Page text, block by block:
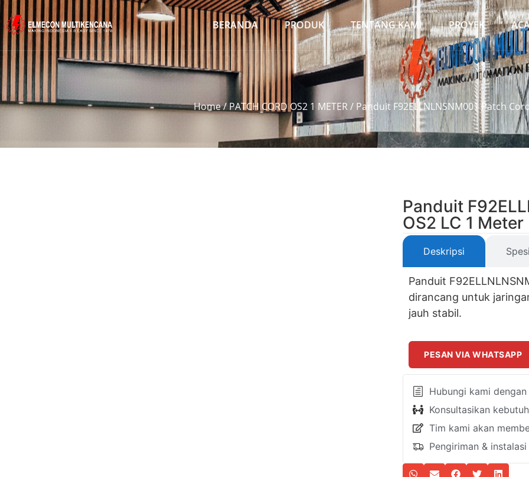
BERANDA PRODUK TENTANG KAMI PROYEK
Home/PATCH CORD OS2 1 METER/ Panduit F92ELLNLNSNM001 Patch
Panduit
OS2 LC 1 Meter
Deskripsi
Panduit
dirancang untuk
jauh stabil.
PESAN VIA WHATSAPP
Hubungi kami
Konsultasikan
Tim kami akan
Pengiriman &